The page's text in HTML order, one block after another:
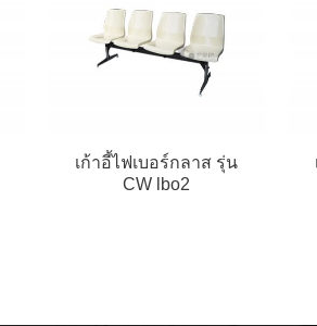
เก้าอี้ไฟเบอร์กลาส รุ่น
CW lbo2